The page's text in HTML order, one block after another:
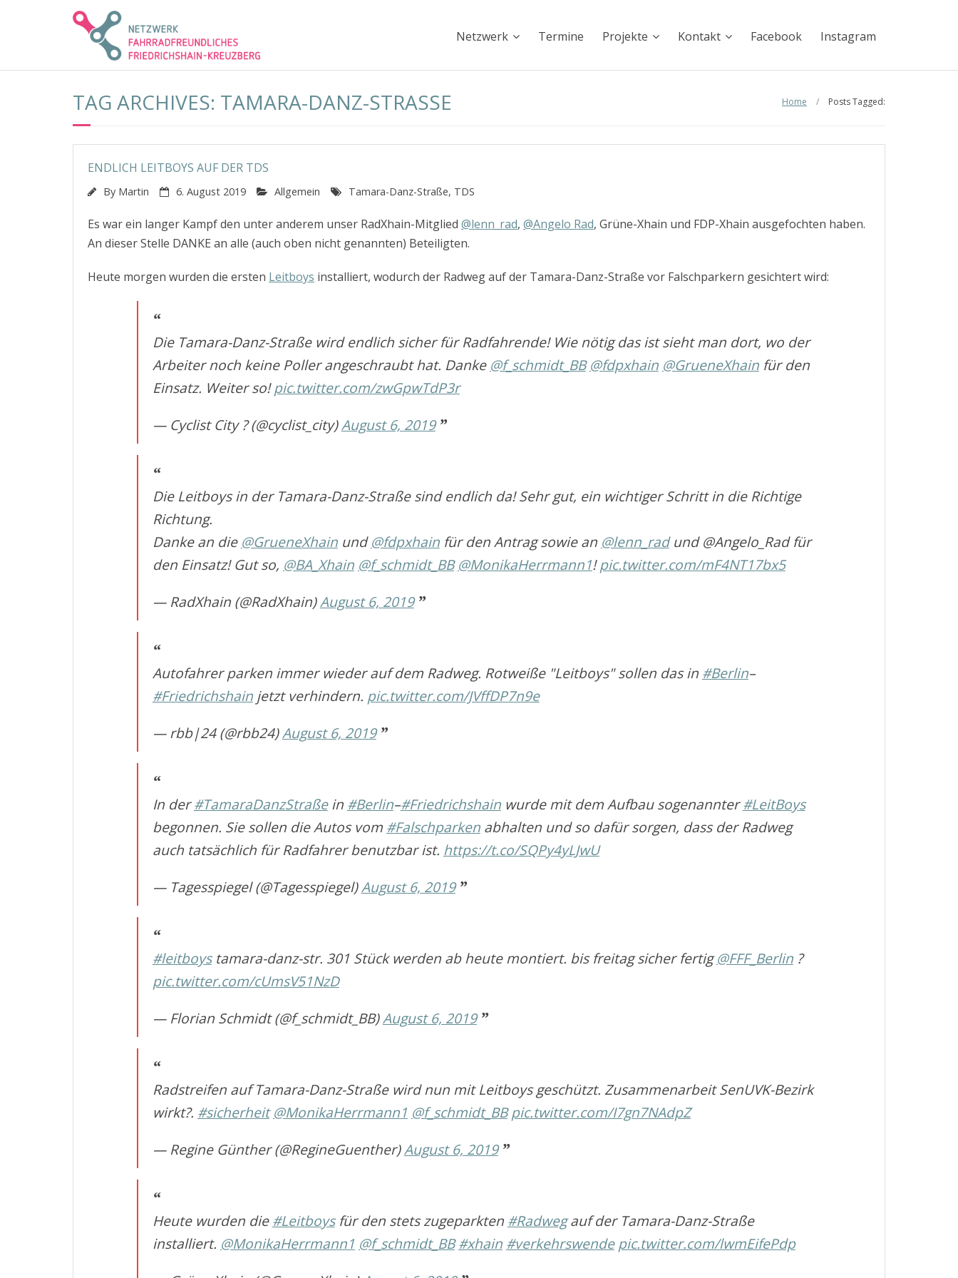
Netzwerk Termine Projekte Kontakt Facebook Instagram
TAG ARCHIVES: TAMARA-DANZ-STRASSE Home / Posts Tagged:
ENDLICH LEITBOYS AUF DER TDS
By Martin 6. August 2019 Allgemein Tamara-Danz-Straße, TDS
Es war ein langer Kampf den unter anderem unser RadXhain-Mitglied @lenn_rad, @Angelo Rad, Grüne-Xhain und FDP-Xhain ausgefochten haben.
An dieser Stelle DANKE an alle (auch oben nicht genannten) Beteiligten.
Heute morgen wurden die ersten Leitboys installiert, wodurch der Radweg auf der Tamara-Danz-Straße vor Falschparkern gesichtert wird:
Die Tamara-Danz-Straße wird endlich sicher für Radfahrende! Wie nötig das ist sieht man dort, wo der
Arbeiter noch keine Poller angeschraubt hat. Danke @f_schmidt_BB @fdpxhain @GrueneXhainfür den
Einsatz. Weiter so!pic.twitter.com/zwGpwTdP3r
— Cyclist City ? (@cyclist_city)August 6, 2019
Die Leitboys in der Tamara-Danz-Straße sind endlich da! Sehr gut, ein wichtiger Schritt in die Richtige
Richtung.
Danke an die @GrueneXhainund@fdpxhainfür den Antrag sowie an @lenn_radund @Angelo_Rad für
den Einsatz! Gut so, @BA_Xhain @f_schmidt_BB @MonikaHerrmann1!pic.twitter.com/mF4NT17bx5
— RadXhain (@RadXhain)August 6, 2019
Autofahrer parken immer wieder auf dem Radweg. Rotweiße "Leitboys" sollen das in #Berlin–
#Friedrichshainjetzt verhindern. pic.twitter.com/JVffDP7n9e
— rbb|24 (@rbb24)August 6, 2019
In der#TamaraDanzStraßein #Berlin–#Friedrichshainwurde mit dem Aufbau sogenannter#LeitBoys
begonnen. Sie sollen die Autos vom #Falschparkenabhalten und so dafür sorgen, dass der Radweg
auch tatsächlich für Radfahrer benutzbar ist. https://t.co/SQPy4yLJwU
— Tagesspiegel (@Tagesspiegel)August 6, 2019
#leitboystamara-danz-str. 301 Stück werden ab heute montiert. bis freitag sicher fertig@FFF_Berlin?
pic.twitter.com/cUmsV51NzD
— Florian Schmidt (@f_schmidt_BB)August 6, 2019
Radstreifen auf Tamara-Danz-Straße wird nun mit Leitboys geschützt. Zusammenarbeit SenUVK-Bezirk
wirkt?. #sicherheit @MonikaHerrmann1 @f_schmidt_BB pic.twitter.com/I7gn7NAdpZ
— Regine Günther (@RegineGuenther)August 6, 2019
Heute wurden die#Leitboysfür den stets zugeparkten #Radwegauf der Tamara-Danz-Straße
installiert. @MonikaHerrmann1 @f_schmidt_BB #xhain #verkehrswende pic.twitter.com/lwmEifePdp